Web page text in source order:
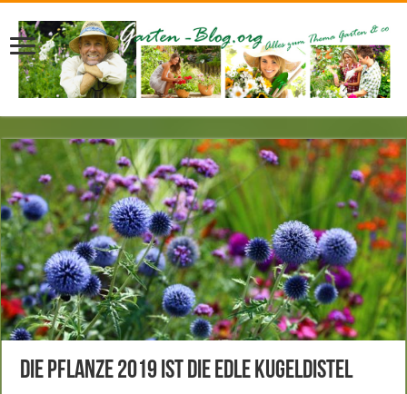
Die Pflanze 2019 ist die edle Kugeldistel